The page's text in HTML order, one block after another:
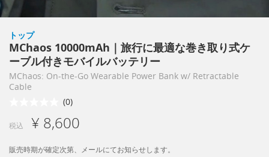
トップ
MChaos 10000mAh｜旅行に最適な巻き取り式ケ
ーブル付きモバイルバッテリー
MChaos: On-the-Go Wearable Power Bank w/ Retractable
Cable
(0)
税込 ¥ 8,600
販売時期が確定次第、メールにてお知らせします。